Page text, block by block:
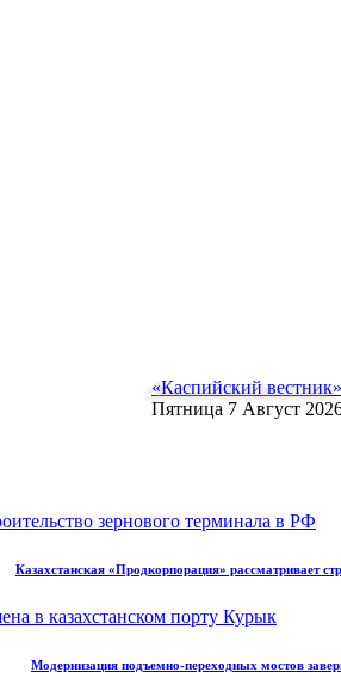
«Каспийский вестник»
Пятница 7 Август
Казахстанская «Продкорпорация» рассматривает
Модернизация подъемно-переходных мостов